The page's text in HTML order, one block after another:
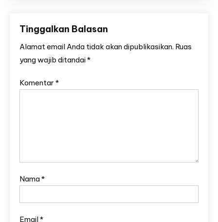
Tinggalkan Balasan
Alamat email Anda tidak akan dipublikasikan. Ruas
yang wajib ditandai*
Komentar *
Nama*
Email*